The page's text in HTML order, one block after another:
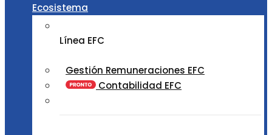
Ecosistema
Línea EFC
Gestión Remuneraciones EFC
Contabilidad EFC